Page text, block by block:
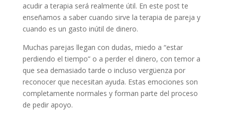
acudir a terapia será realmente útil. En este post te
enseñamos a saber cuando sirve la terapia de pareja y
cuando es un gasto inútil de dinero.
Muchas parejas llegan con dudas, miedo a “estar
perdiendo el tiempo” o a perder el dinero, con temor a
que sea demasiado tarde o incluso vergüenza por
reconocer que necesitan ayuda. Estas emociones son
completamente normales y forman parte del proceso
de pedir apoyo.